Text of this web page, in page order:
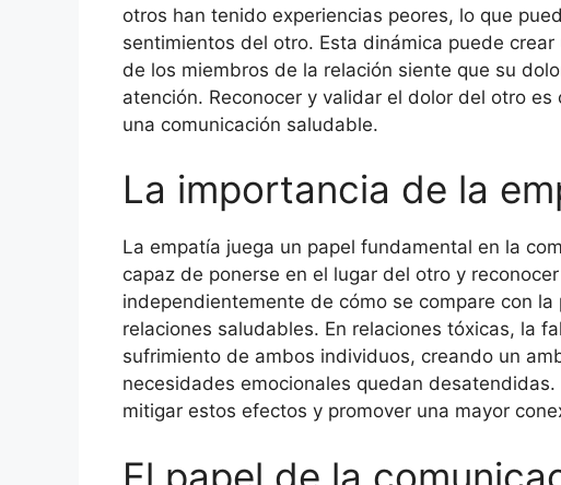
otros han tenido experiencias peores, lo que
sentimientos del otro. Esta dinámica puede
de los miembros de la relación siente que su
atención. Reconocer y validar el dolor del otro
una comunicación saludable.
La importancia de la
La empatía juega un papel fundamental en la
capaz de ponerse en el lugar del otro y
independientemente de cómo se compare con
relaciones saludables. En relaciones tóxicas, la
sufrimiento de ambos individuos, creando un
necesidades emocionales quedan
mitigar estos efectos y promover una mayor
El papel de la